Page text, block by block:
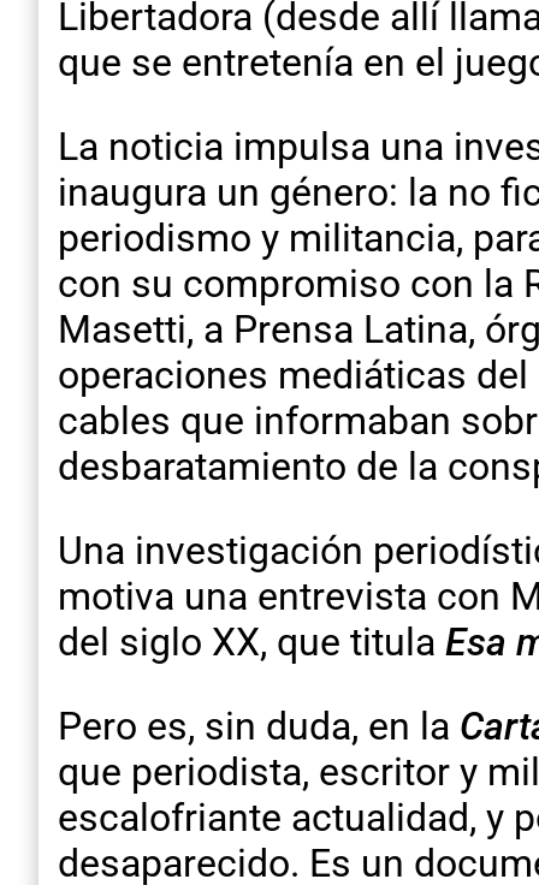
Libertadora (desde allí
que se entretenía en el
La noticia impulsa una
inaugura un género: la no
periodismo y militancia,
con su compromiso con la
Masetti, a Prensa Latina,
operaciones mediáticas
cables que informaban
desbaratamiento de la
Una investigación
motiva una entrevista con
del siglo XX, que titula Esa
Pero es, sin duda, en la
que periodista, escritor y
escalofriante actualidad, y
desaparecido. Es un